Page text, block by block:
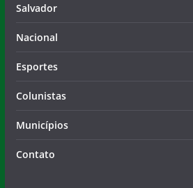
Salvador
Nacional
Esportes
Colunistas
Municípios
Contato